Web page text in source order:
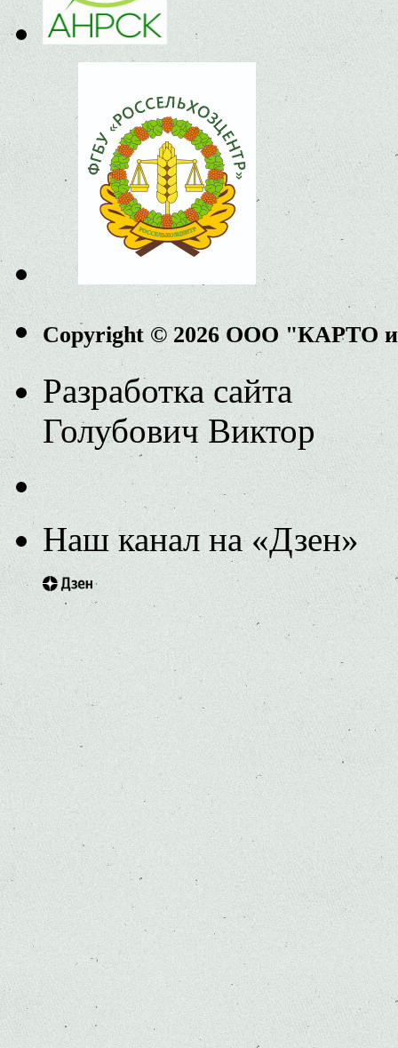
Copyright © 2026 ООО "КАРТО
Разработка сайта
Голубович Виктор
Наш канал на «Дзен»